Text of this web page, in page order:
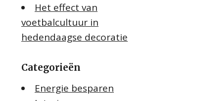
Het effect van
voetbalcultuur in
hedendaagse decoratie
Categorieën
Energie besparen